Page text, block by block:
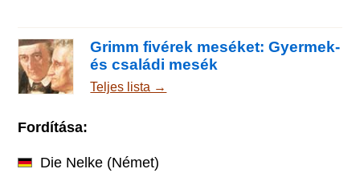
Grimm fivérek meséket: Gyermek-
és családi mesék
Teljes lista →
Fordítása:
Die Nelke (Német)